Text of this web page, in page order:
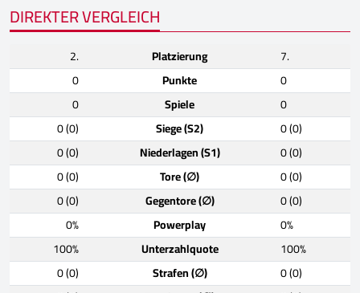
DIREKTER VERGLEICH
2. Platzierung
7.
0
Punkte
0
0
Spiele
0
0 (0)
Siege (S2)
0 (0)
0 (0)
Niederlagen (S1)
0 (0)
0 (0)
Tore (∅)
0 (0)
0 (0)
Gegentore (∅)
0 (0)
0%
Powerplay
0%
100%
Unterzahlquote
100%
0 (0)
Strafen (∅)
0 (0)